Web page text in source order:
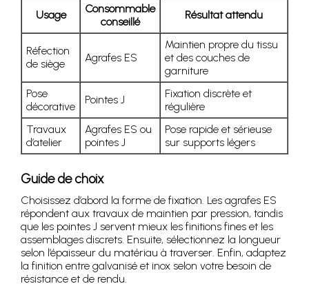
Usage
Consommable
conseillé
Résultat attendu
Réfection
de siège
Agrafes ES
Maintien propre du tissu
et des couches de
garniture
Pose
décorative
Pointes J
Fixation discrète et
régulière
Travaux
d’atelier
Agrafes ES ou
pointes J
Pose rapide et sérieuse
sur supports légers
Guide de choix
Choisissez d’abord la forme de fixation. Les agrafes ES
répondent aux travaux de maintien par pression, tandis
que les pointes J servent mieux les finitions fines et les
assemblages discrets. Ensuite, sélectionnez la longueur
selon l’épaisseur du matériau à traverser. Enfin, adaptez
la finition entre galvanisé et inox selon votre besoin de
résistance et de rendu.